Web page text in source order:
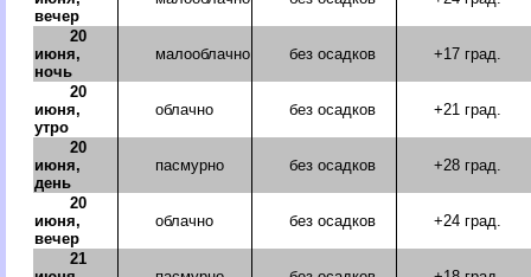
вечер
20
июня,
ночь
малооблачно без осадков +17 град.
20
июня,
утро
облачно без осадков +21 град.
20
июня,
день
пасмурно без осадков +28 град.
20
июня,
вечер
облачно без осадков +24 град.
21